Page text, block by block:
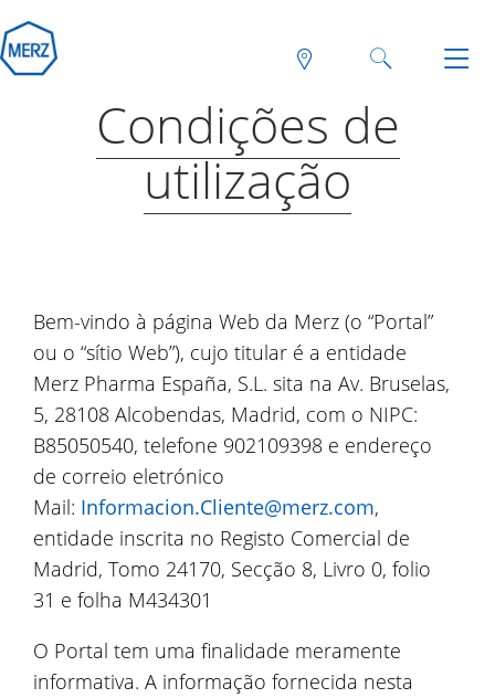
Condições de
utilização
Bem-vindo à página Web da Merz (o “Portal”
ou o “sítio Web”), cujo titular é a entidade
Merz Pharma España, S.L. sita na Av. Bruselas,
5, 28108 Alcobendas, Madrid, com o NIPC:
B85050540, telefone 902109398 e endereço
de correio eletrónico
Mail: Informacion.Cliente@merz.com,
entidade inscrita no Registo Comercial de
Madrid, Tomo 24170, Secção 8, Livro 0, folio
31 e folha M434301
O Portal tem uma finalidade meramente
informativa. A informação fornecida nesta